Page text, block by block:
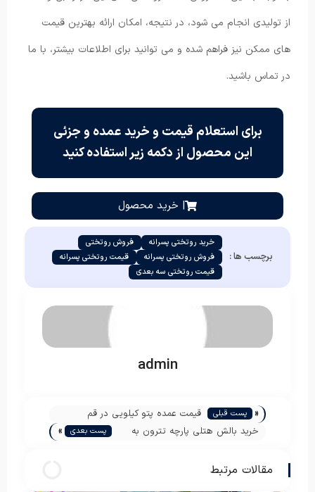
از تولیدی انجام می شود، در نتیجه، امکان ارائه بهترین قیمت
های ممکن نیز فراهم شده و می توانید برای اطلاعات بیشتر، با ما
در تماس باشید.
برای استعلام قیمت و خرید عمده و جزئی
این محصول از دکمه زیر استفاده کنید
| خرید محصول
برچسب ها :
خرید روتختی پسرانه
فروش روتختی
فروش روتختی پسرانه
قیمت روتختی پسرانه
قیمت روتختی سه بعدی
admin
« پست قبلی
قیمت عمده پتو کیلویی در قم
خرید بالش هتلی پارچه تترون به
پست بعدی »
مقالات مرتبط